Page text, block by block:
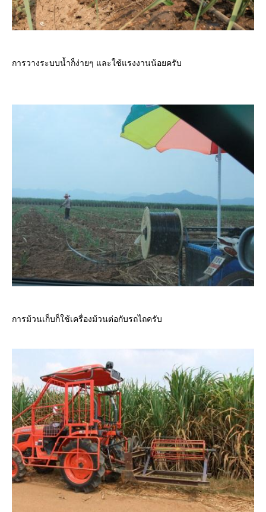
การวางระบบน้ำก็ง่ายๆ และใช้แรงงานน้อยครับ
การม้วนเก็บก็ใช้เครื่องม้วนต่อกับรถไถครับ